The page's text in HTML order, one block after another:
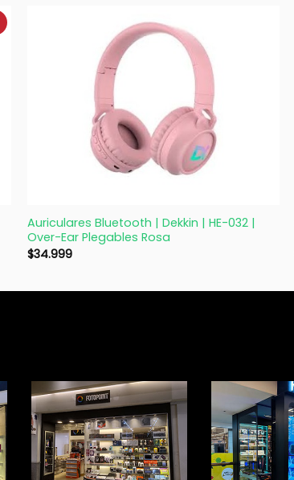
Auriculares Bluetooth | Dekkin | HE-032 |
Over-Ear Plegables Rosa
$34.999